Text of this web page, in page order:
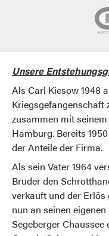
Unsere
Als Carl Kiesow 1948
Kriegsgefangenschaft
zusammen mit
Hamburg. Bereits
der Anteile der Firma.
Als sein Vater 1964
Bruder den
verkauft und der Erlös
nun an seinen
Segeberger Chaussee